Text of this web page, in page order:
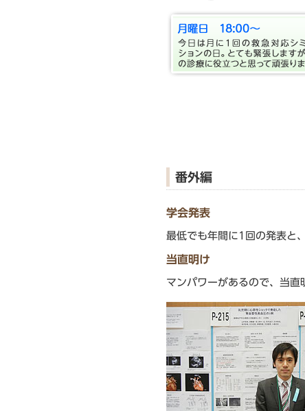
番外編
学会発表
最低でも年間に1回の発表と
当直明け
マンパワーがあるので、当直